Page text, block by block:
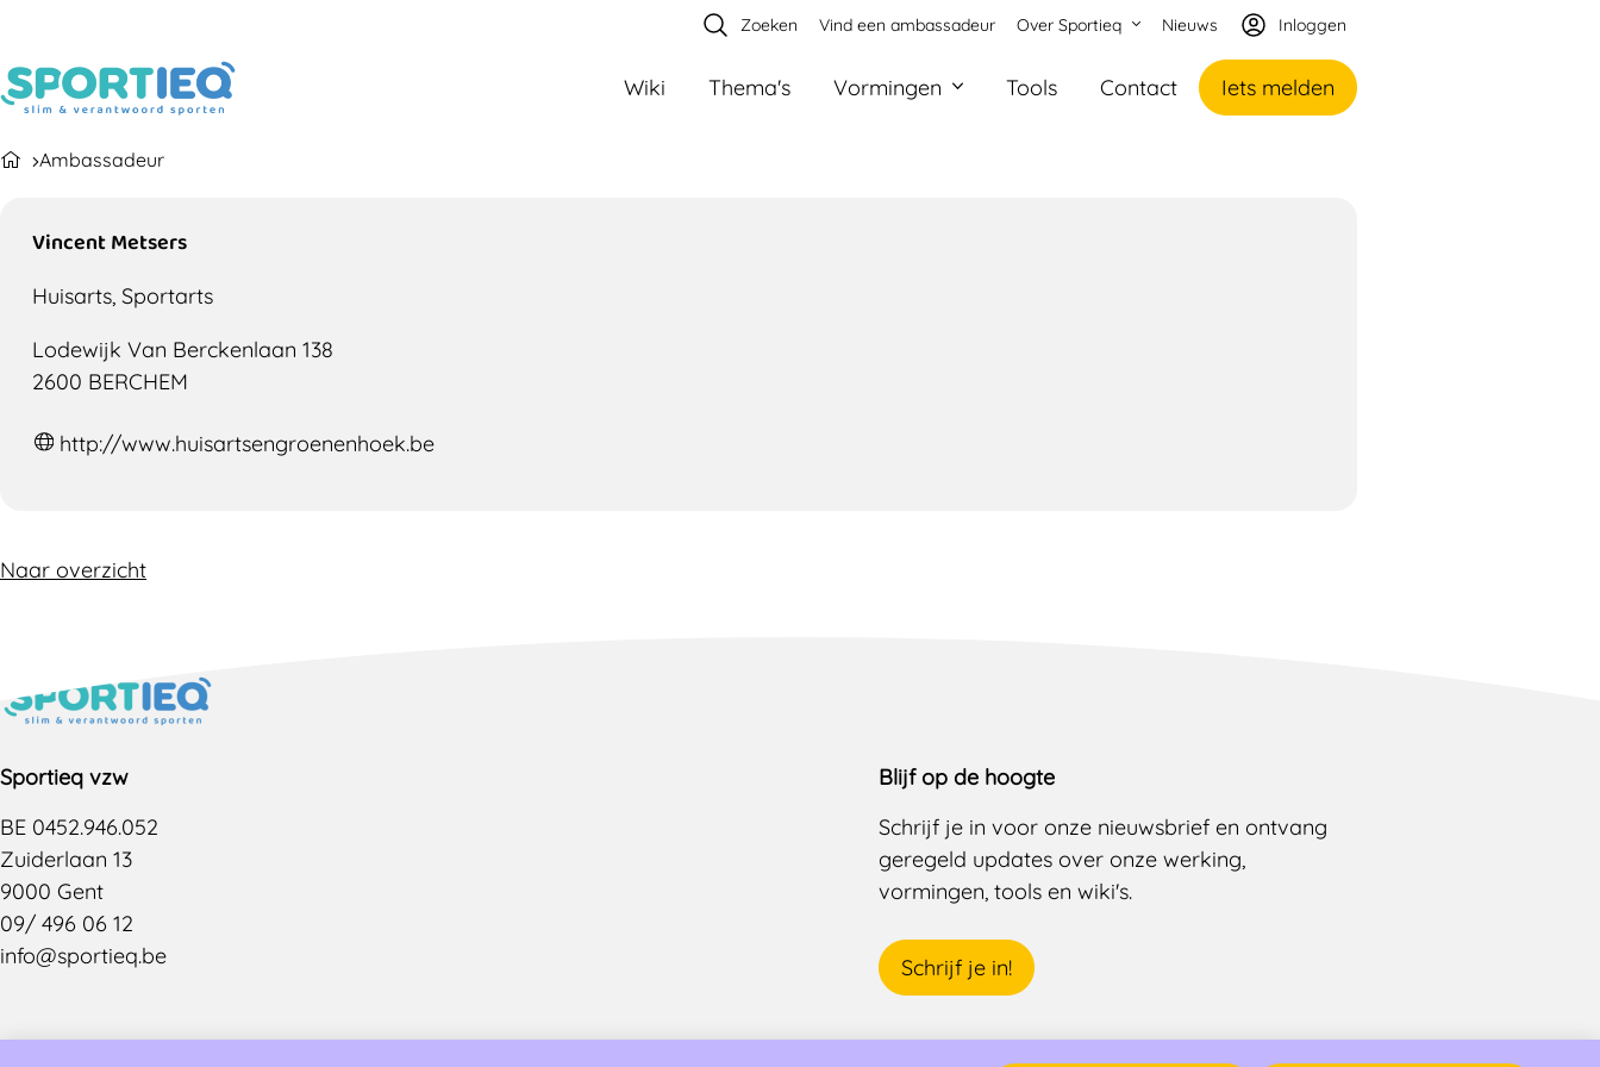
Wiki Thema's Vormingen Tools Contact Iets melden
Zoeken Vind een ambassadeur Over Sportieq Nieuws Inloggen
Ambassadeur
Vincent Metsers
Huisarts, Sportarts
Lodewijk Van Berckenlaan 138
2600 BERCHEM
http://www.huisartsengroenenhoek.be
Naar overzicht
Sportieq vzw
BE 0452.946.052
Zuiderlaan 13
9000 Gent
09/ 496 06 12
info@sportieq.be
Blijf op de hoogte
Schrijf je in voor onze nieuwsbrief en ontvang
geregeld updates over onze werking,
vormingen, tools en wiki's.
Schrijf je in!